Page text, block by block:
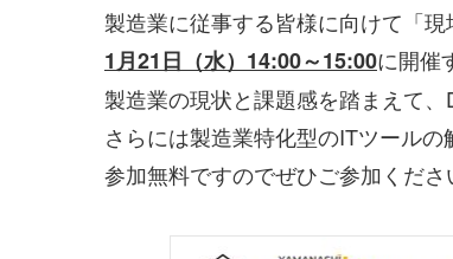
製造業に従事する皆様に向けて「
1月21日（水）14:00～15:00に開催
製造業の現状と課題感を踏まえて、
さらには製造業特化型のITツール
参加無料ですのでぜひご参加くださ